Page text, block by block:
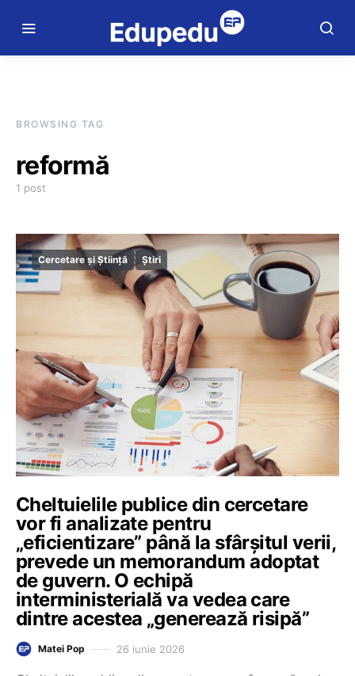
BROWSING TAG
reformă
1 post
Cercetare și Știință Știri
Cheltuielile publice din cercetare
vor fi analizate pentru
„eficientizare” până la sfârșitul verii,
prevede un memorandum adoptat
de guvern. O echipă
interministerială va vedea care
dintre acestea „generează risipă”
Matei Pop 26 iunie 2026